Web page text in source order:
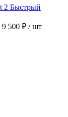
Быстрый
9 500 ₽ / шт